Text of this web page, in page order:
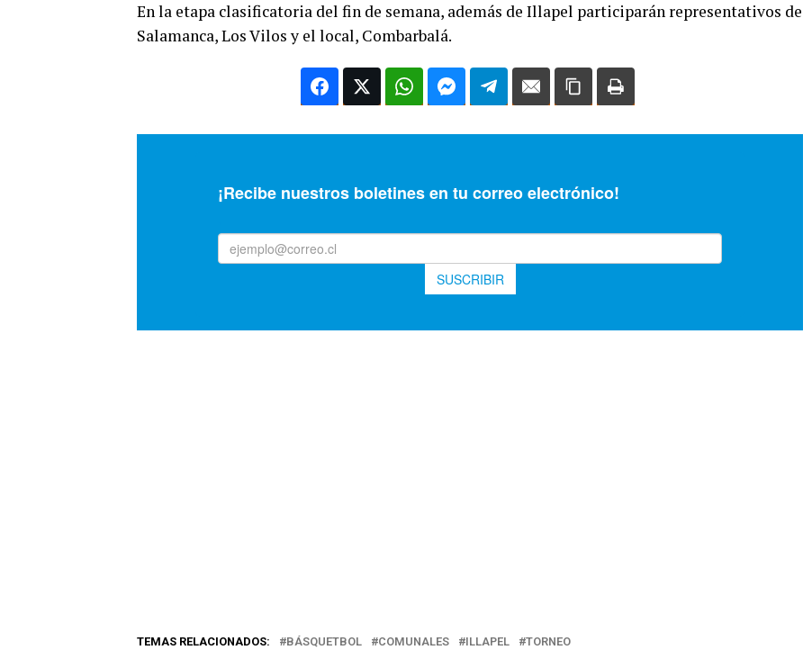
En la etapa clasificatoria del fin de semana, además de Illapel participarán representativos de
Salamanca, Los Vilos y el local, Combarbalá.
TEMAS RELACIONADOS: BÁSQUETBOL COMUNALES ILLAPEL TORNEO